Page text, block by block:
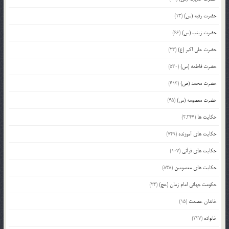
حضرت رقیه (س)(13)
حضرت زینب (س)(66)
حضرت علی اکبر (ع)(23)
حضرت فاطمه (س)(530)
حضرت محمد (ص)(613)
حضرت معصومه (س)(45)
حکایت ها (2,244)
حکایت های آموزنده (749)
حکایت های قرآنی (107)
حکایت های معصومین (838)
حکومت جهانی امام زمان (عج)(24)
خاندان عصمت (15)
خانواده (227)